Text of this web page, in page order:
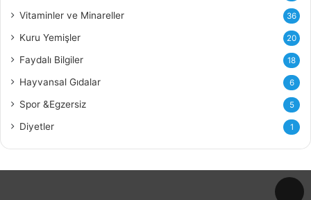
Vitaminler ve Minareller 36
Kuru Yemişler 20
Faydalı Bilgiler 18
Hayvansal Gıdalar 6
Spor &Egzersiz 5
Diyetler 1